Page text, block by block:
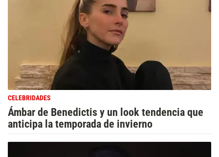
CELEBRIDADES
Ámbar de Benedictis y un look tendencia que
anticipa la temporada de invierno